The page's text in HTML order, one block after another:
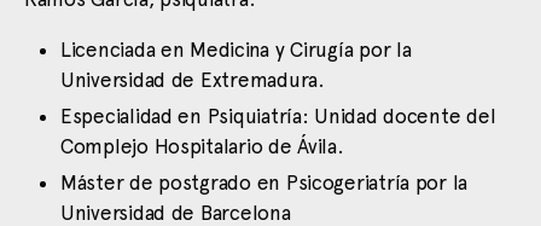
Licenciada en Medicina y Cirugía por la
Universidad de Extremadura.
Especialidad en Psiquiatría: Unidad docente del
Complejo Hospitalario de Ávila.
Máster de postgrado en Psicogeriatría por la
Universidad de Barcelona